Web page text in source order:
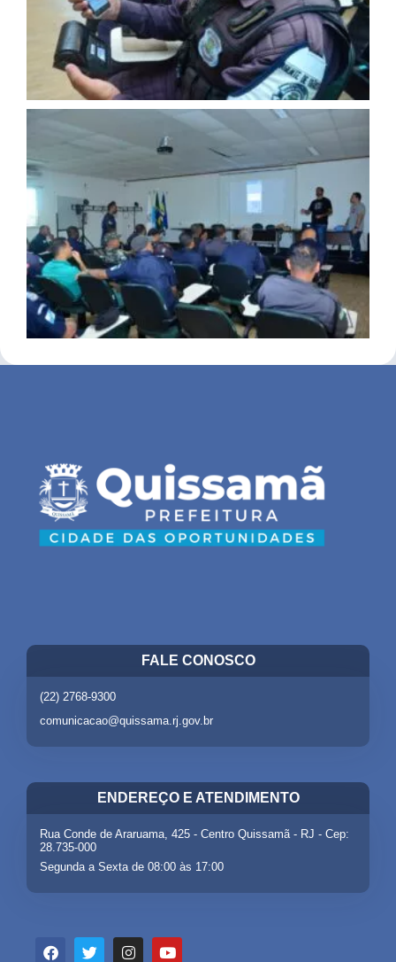
FALE CONOSCO
(22) 2768-9300
comunicacao@quissama.rj.gov.br
ENDEREÇO E ATENDIMENTO
Rua Conde de Araruama, 425 - Centro Quissamã - RJ - Cep:
28.735-000
Segunda a Sexta de 08:00 às 17:00